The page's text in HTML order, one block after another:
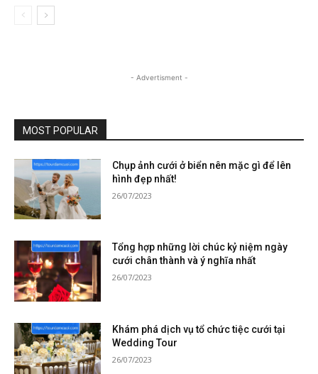
- Advertisment -
MOST POPULAR
Chụp ảnh cưới ở biển nên mặc gì để lên
hình đẹp nhất!
26/07/2023
Tổng hợp những lời chúc kỷ niệm ngày
cưới chân thành và ý nghĩa nhất
26/07/2023
Khám phá dịch vụ tổ chức tiệc cưới tại
Wedding Tour
26/07/2023